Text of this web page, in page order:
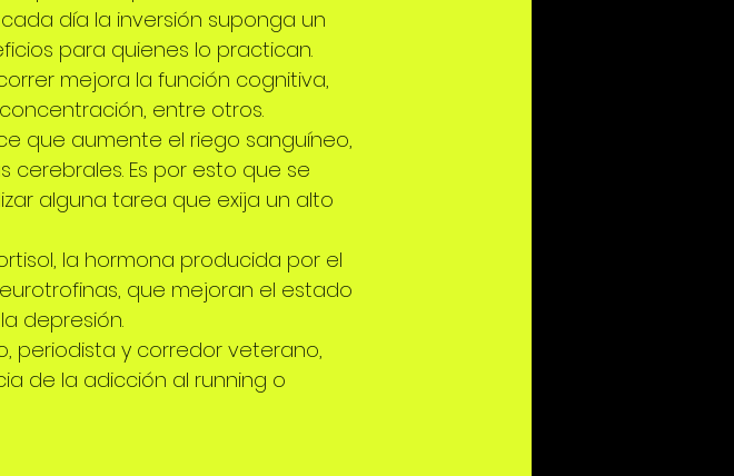
día la inversión suponga un
para quienes lo practican.
mejora la función cognitiva,
entre otros.
que aumente el riego sanguíneo,
Es por esto que se
alguna tarea que exija un alto
la hormona producida por el
que mejoran el estado
depresión.
periodista y corredor veterano,
de la adicción al running o